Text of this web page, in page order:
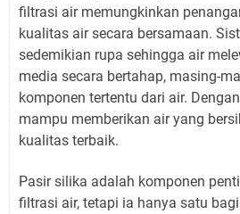
filtrasi air memungkinkan
kualitas air secara bersamaan.
sedemikian rupa sehingga air
media secara bertahap, masing-
komponen tertentu dari air.
mampu memberikan air yang
kualitas terbaik.
Pasir silika adalah komponen
filtrasi air, tetapi ia hanya satu